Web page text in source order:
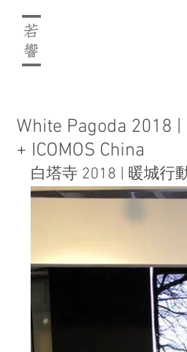
White Pagoda 2018
+ ICOMOS China
白塔寺 2018 | 暖城行